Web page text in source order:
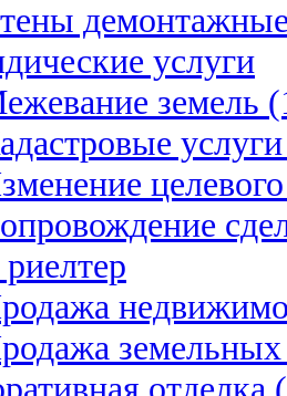
услуги
земель
земельных